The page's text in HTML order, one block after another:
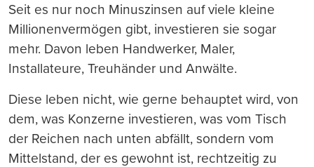
Seit es nur noch Minuszinsen auf viele kleine
Millionenvermögen gibt, investieren sie sogar
mehr. Davon leben Handwerker, Maler,
Installateure, Treuhänder und Anwälte.
Diese leben nicht, wie gerne behauptet wird, von
dem, was Konzerne investieren, was vom Tisch
der Reichen nach unten abfällt, sondern vom
Mittelstand, der es gewohnt ist, rechtzeitig zu